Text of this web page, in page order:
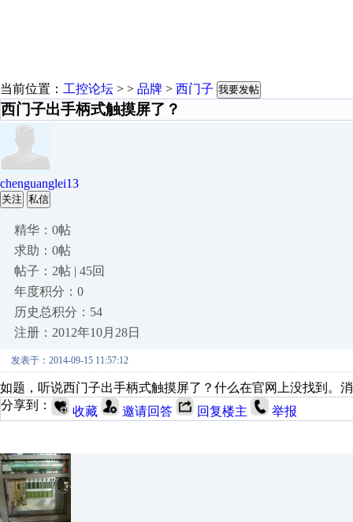
当前位置： 工控论坛 > > 品牌 > 西门子 我要发帖
西门子出手柄式触摸屏了？
chenguanglei13
关注 私信
精华：0帖
求助：0帖
帖子：2帖 | 45回
年度积分：0
历史总积分：54
注册：2012年10月28日
发表于：2014-09-15 11:57:12
如题，听说西门子出手柄式触摸屏了？什么在官网上没找到。
分享到：
收藏 邀请回答 回复楼主 举报